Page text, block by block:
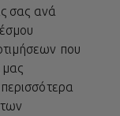
σας ανά
που
μας
των